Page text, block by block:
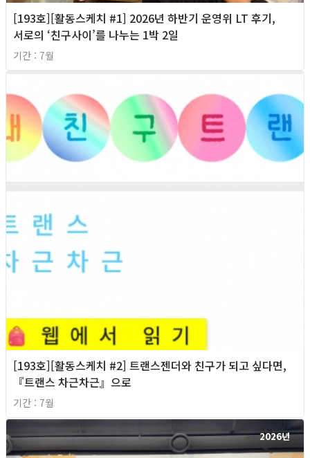
[193호][활동스케치 #1] 2026년 하반기 운영위 LT 후기,
서로의 ‘친구사이’를 나누는 1박 2일
기간 : 7월
[193호][활동스케치 #2] 트랜스젠더와 친구가 되고 싶다면,
『트랜스 차근차근』으로
기간 : 7월
2026년